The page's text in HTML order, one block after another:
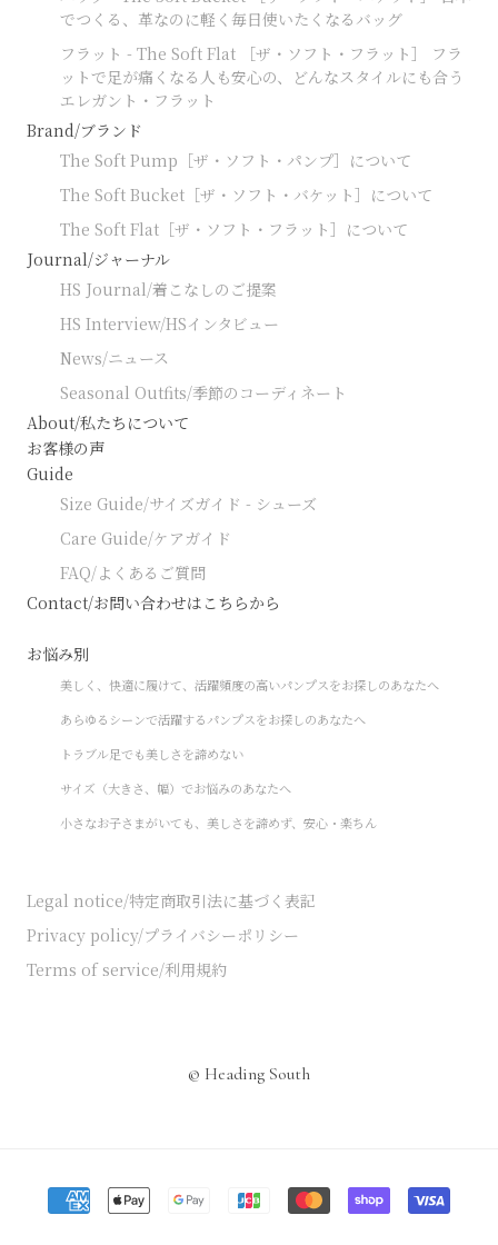
でつくる、革なのに軽く毎日使いたくなるバッグ
フラット - The Soft Flat ［ザ・ソフト・フラット］ フラ
ットで足が痛くなる人も安心の、どんなスタイルにも合う
エレガント・フラット
Brand/ブランド
The Soft Pump［ザ・ソフト・パンプ］について
The Soft Bucket［ザ・ソフト・バケット］について
The Soft Flat［ザ・ソフト・フラット］について
Journal/ジャーナル
HS Journal/着こなしのご提案
HS Interview/HSインタビュー
News/ニュース
Seasonal Outfits/季節のコーディネート
About/私たちについて
お客様の声
Guide
Size Guide/サイズガイド - シューズ
Care Guide/ケアガイド
FAQ/よくあるご質問
Contact/お問い合わせはこちらから
お悩み別
美しく、快適に履けて、活躍頻度の高いパンプスをお探しのあなたへ
あらゆるシーンで活躍するパンプスをお探しのあなたへ
トラブル足でも美しさを諦めない
サイズ（大きさ、幅）でお悩みのあなたへ
小さなお子さまがいても、美しさを諦めず、安心・楽ちん
Legal notice/特定商取引法に基づく表記
Privacy policy/プライバシーポリシー
Terms of service/利用規約
© Heading South